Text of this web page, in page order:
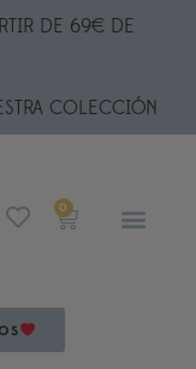
DE 69€ DE
COLECCIÓN
0